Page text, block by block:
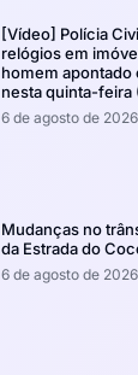
[Vídeo] Polícia
relógios em
homem
nesta quinta-feira
6 de agosto de 2026
Mudanças no
da Estrada do
6 de agosto de 2026